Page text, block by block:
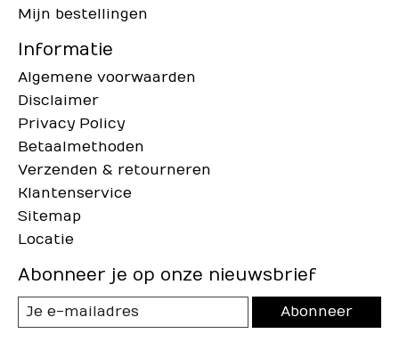
Mijn bestellingen
Informatie
Algemene voorwaarden
Disclaimer
Privacy Policy
Betaalmethoden
Verzenden & retourneren
Klantenservice
Sitemap
Locatie
Abonneer je op onze nieuwsbrief
Abonneer